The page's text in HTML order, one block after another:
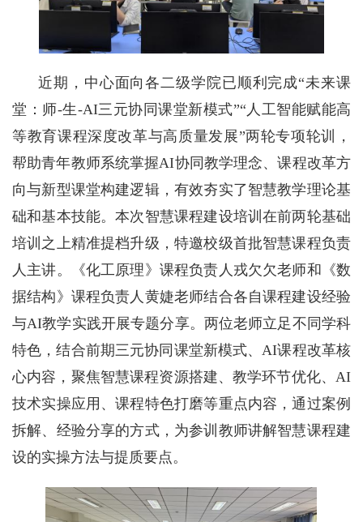
近期，中心面向各二级学院已顺利完成“未来课
堂：师-生-AI三元协同课堂新模式”“人工智能赋能高
等教育课程深度改革与高质量发展”两轮专项轮训，
帮助青年教师系统掌握AI协同教学理念、课程改革方
向与新型课堂构建逻辑，有效夯实了智慧教学理论基
础和基本技能。本次智慧课程建设培训在前两轮基础
培训之上精准提档升级，特邀校级首批智慧课程负责
人主讲。《化工原理》课程负责人戎欠欠老师和《数
据结构》课程负责人黄婕老师结合各自课程建设经验
与AI教学实践开展专题分享。两位老师立足不同学科
特色，结合前期三元协同课堂新模式、AI课程改革核
心内容，聚焦智慧课程资源搭建、教学环节优化、AI
技术实操应用、课程特色打磨等重点内容，通过案例
拆解、经验分享的方式，为参训教师讲解智慧课程建
设的实操方法与提质要点。